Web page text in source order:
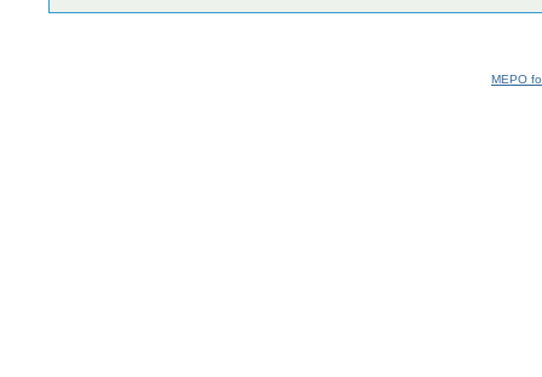
MEPO